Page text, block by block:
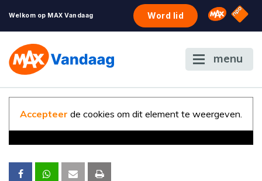
Welkom op MAX Vandaag Word lid Omroep
NPO
menu
Accepteer de cookies om dit element te weergeven.